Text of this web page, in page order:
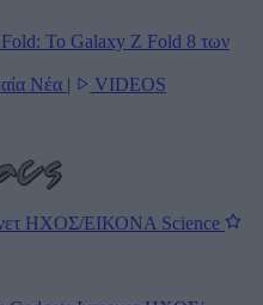
Το Galaxy Z Fold 8 των
Νέα | VIDEOS
ΗΧΟΣ/ΕΙΚΟΝΑ Science